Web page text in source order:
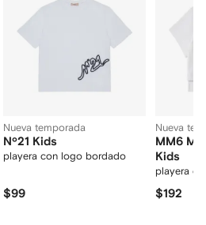
Nueva temporada
Nº21 Kids
playera con logo bordado
$99
Nueva
MM6
Kids
playera
$192